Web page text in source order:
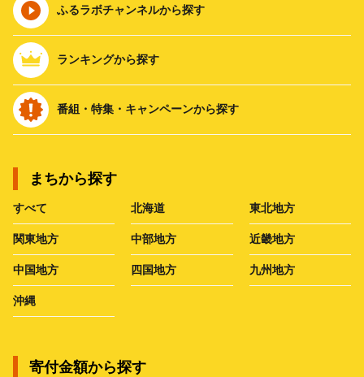
ふるラボチャンネルから探す
ランキングから探す
番組・特集・キャンペーンから探す
まちから探す
すべて 北海道 東北地方
関東地方 中部地方 近畿地方
中国地方 四国地方 九州地方
沖縄
寄付金額から探す